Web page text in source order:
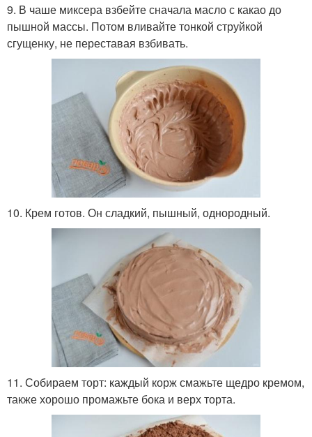
9. В чаше миксера взбейте сначала масло с какао до
пышной массы. Потом вливайте тонкой струйкой
сгущенку, не переставая взбивать.
10. Крем готов. Он сладкий, пышный, однородный.
11. Собираем торт: каждый корж смажьте щедро кремом,
также хорошо промажьте бока и верх торта.